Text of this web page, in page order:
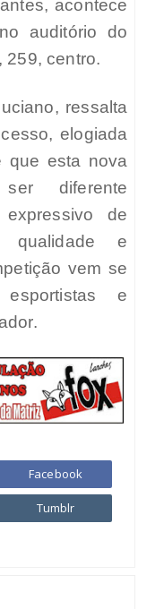
acontece
auditório do
259, centro.
ressalta
elogiada
que esta nova
diferente
de
qualidade e
vem se
e
Facebook
Tumblr